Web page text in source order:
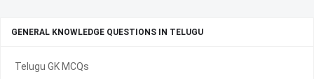
GENERAL KNOWLEDGE QUESTIONS IN TELUGU
Telugu GK MCQs